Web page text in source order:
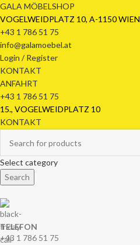
GALA MÖBELSHOP
VOGELWEIDPLATZ 10, A-1150 WIEN
+43 1 786 51 75
info@galamoebel.at
Login / Register
KONTAKT
ANFAHRT
+43 1 786 51 75
15., VOGELWEIDPLATZ 10
KONTAKT
Select category
Search
TELEFON
+43 1 786 51 75